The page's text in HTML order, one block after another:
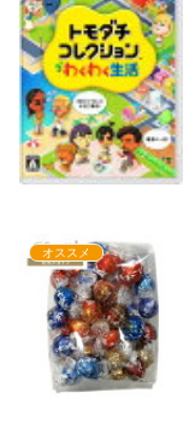
オススメ